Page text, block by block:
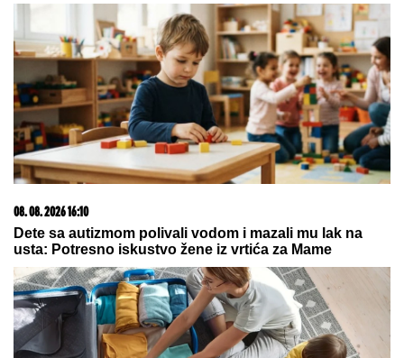
25.000 kupaca već kupuje uz PerSu Extra. A ti? Saznaj
više
06. 08. 2026 09:39
Marija (3) se igrala u dvorištu i samo je nestala: Posle
42 godine otac je pronašao, zanemeo je kada je saznao
gde je bila